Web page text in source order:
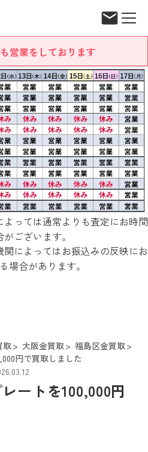
営業をしております
っては通常よりも査定にお時間
ございます。
によってはお振込みの反映にお
場合があります。
取 大阪金買取
福島区金買取
円で買取しました
ートを100,000円